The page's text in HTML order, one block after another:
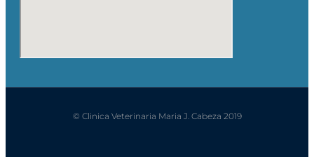
© Clinica Veterinaria Maria J. Cabeza 2019